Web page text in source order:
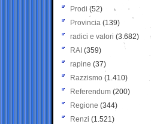
Prodi (52)
Provincia (139)
radici e valori (3.682)
RAI (359)
rapine (37)
Razzismo (1.410)
Referendum (200)
Regione (344)
Renzi (1.521)